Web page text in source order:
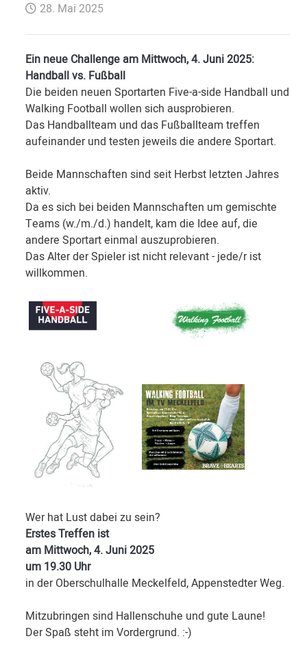
28. Mai 2025
Ein neue Challenge am Mittwoch, 4. Juni 2025:
Handball vs. Fußball
Die beiden neuen Sportarten Five-a-side Handball und
Walking Football wollen sich ausprobieren.
Das Handballteam und das Fußballteam treffen
aufeinander und testen jeweils die andere Sportart.
Beide Mannschaften sind seit Herbst letzten Jahres
aktiv.
Da es sich bei beiden Mannschaften um gemischte
Teams (w./m./d.) handelt, kam die Idee auf, die
andere Sportart einmal auszuprobieren.
Das Alter der Spieler ist nicht relevant - jede/r ist
willkommen.
Wer hat Lust dabei zu sein?
Erstes Treffen ist
am Mittwoch, 4. Juni 2025
um 19.30 Uhr
in der Oberschulhalle Meckelfeld, Appenstedter Weg.
Mitzubringen sind Hallenschuhe und gute Laune!
Der Spaß steht im Vordergrund. :-)